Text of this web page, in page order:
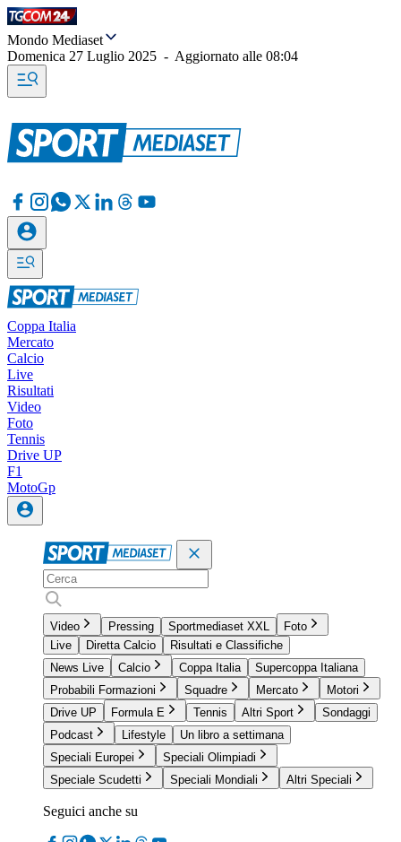
Mondo Mediaset
Domenica 27 Luglio 2025 - Aggiornato alle 08:04
Coppa Italia
Mercato
Calcio
Live
Risultati
Video
Foto
Tennis
Drive UP
F1
MotoGp
Video Pressing Sportmediaset XXL
Foto
Live
Diretta Calcio
Risultati e Classifiche
News Live
Calcio Coppa Italia
Supercoppa Italiana
Probabili Formazioni
Squadre Mercato
Motori
Drive UP
Formula E Tennis Altri Sport
Sondaggi
Podcast
Lifestyle
Un libro a settimana
Speciali Europei
Speciali Olimpiadi
Speciale Scudetti
Speciali Mondiali Altri Speciali
Seguici anche su